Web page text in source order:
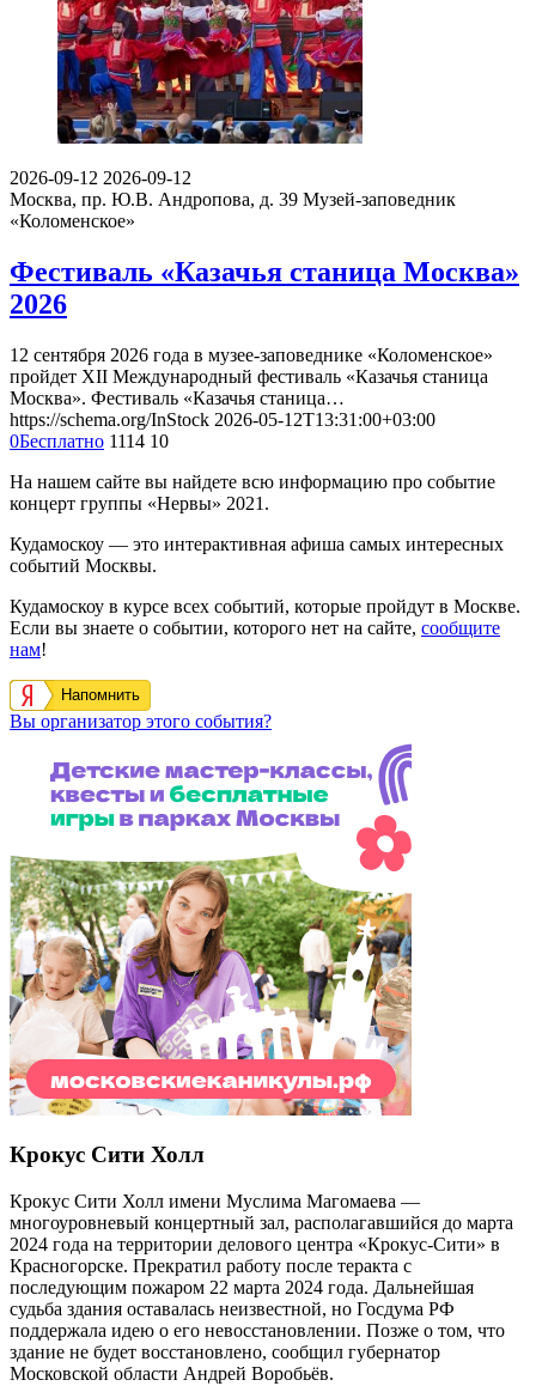
2026-09-12 2026-09-12
Москва, пр. Ю.В. Андропова, д. 39 Музей-заповедник
«Коломенское»
Фестиваль «Казачья станица Москва»
2026
12 сентября 2026 года в музее-заповеднике «Коломенское»
пройдет XII Международный фестиваль «Казачья станица
Москва». Фестиваль «Казачья станица…
https://schema.org/InStock 2026-05-12T13:31:00+03:00
0Бесплатно 1114 10
На нашем сайте вы найдете всю информацию про событие
концерт группы «Нервы» 2021.
Кудамоскоу — это интерактивная афиша самых интересных
событий Москвы.
Кудамоскоу в курсе всех событий, которые пройдут в Москве.
Если вы знаете о событии, которого нет на сайте, сообщите
нам!
Напомнить
Вы организатор этого события?
Крокус Сити Холл
Крокус Сити Холл имени Муслима Магомаева —
многоуровневый концертный зал, располагавшийся до марта
2024 года на территории делового центра «Крокус-Сити» в
Красногорске. Прекратил работу после теракта с
последующим пожаром 22 марта 2024 года. Дальнейшая
судьба здания оставалась неизвестной, но Госдума РФ
поддержала идею о его невосстановлении. Позже о том, что
здание не будет восстановлено, сообщил губернатор
Московской области Андрей Воробьёв.